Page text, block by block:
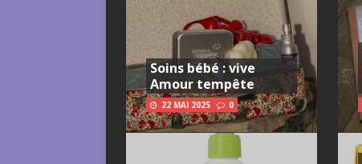
Soins bébé : vive
Amour tempête
22 MAI 2025 0